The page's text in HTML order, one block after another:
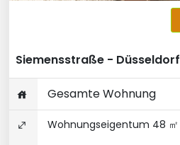
Siemensstraße - Düsseldorf
Gesamte Wohnung
Wohnungseigentum 48 ㎡